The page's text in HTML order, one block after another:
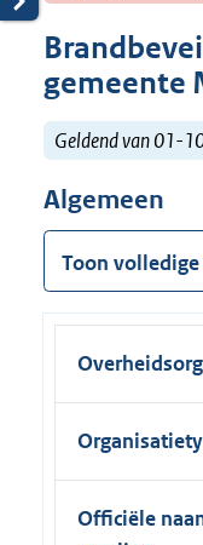
gemeente
Geldend van 01-
Algemeen
Toon
Officiële